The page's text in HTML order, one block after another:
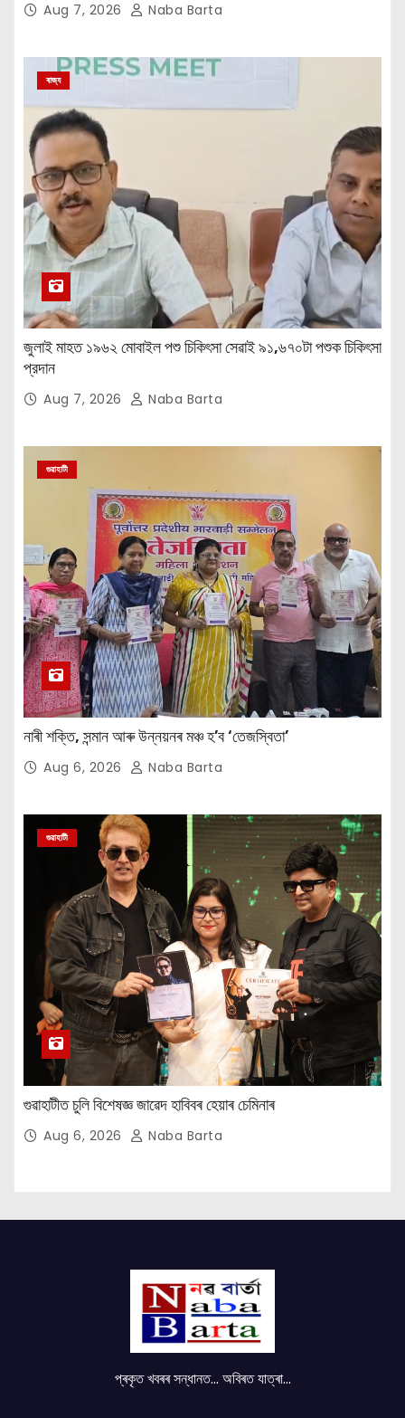
Aug 7, 2026 Naba Barta
ৰাজ্য
জুলাই মাহত ১৯৬২ মোবাইল পশু চিকিৎসা সেৱাই ৯১,৬৭০টা পশুক চিকিৎসা
প্রদান
Aug 7, 2026 Naba Barta
গুৱাহাটী
নাৰী শক্তি, সন্মান আৰু উন্নয়নৰ মঞ্চ হ’ব ‘তেজস্বিতা’
Aug 6, 2026 Naba Barta
গুৱাহাটী
গুৱাহাটীত চুলি বিশেষজ্ঞ জাৱেদ হাবিবৰ হেয়াৰ চেমিনাৰ
Aug 6, 2026 Naba Barta
প্ৰকৃত খবৰৰ সন্ধানত... অবিৰত যাত্ৰা...